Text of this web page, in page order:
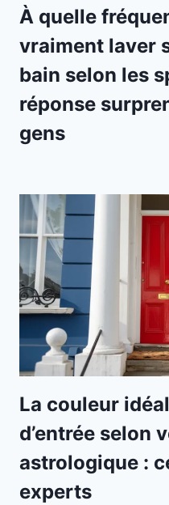
À quelle
vraiment laver
bain selon les
réponse
gens
La couleur
d’entrée selon
astrologique :
experts